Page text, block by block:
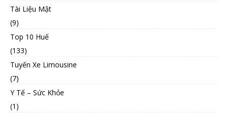
Tài Liệu Mật
(9)
Top 10 Huế
(133)
Tuyến Xe Limousine
(7)
Y Tế – Sức Khỏe
(1)